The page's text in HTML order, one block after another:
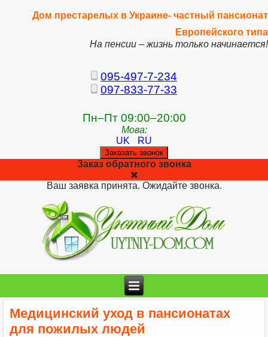
Дом престарелых в Украине- частный пансионат
Европейского типа
На пенсии – жизнь только начинается!
095-497-7-234
097-833-77-33
Пн–Пт 09:00–20:00
Мова:
UK
RU
Заказать звонок
Заказ обратного звонка
Ваш заявка принята. Ожидайте звонка.
Медицинский уход в пансионатах
для пожилых людей